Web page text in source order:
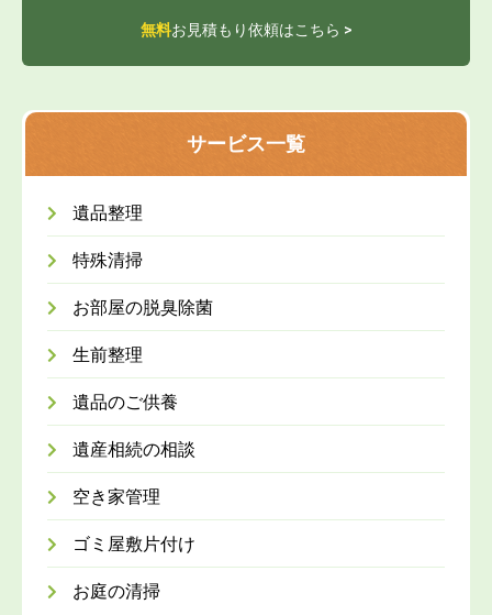
無料お見積もり依頼はこちら >
サービス一覧
遺品整理
特殊清掃
お部屋の脱臭除菌
生前整理
遺品のご供養
遺産相続の相談
空き家管理
ゴミ屋敷片付け
お庭の清掃